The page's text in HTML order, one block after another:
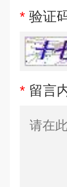
* 验证
* 留言